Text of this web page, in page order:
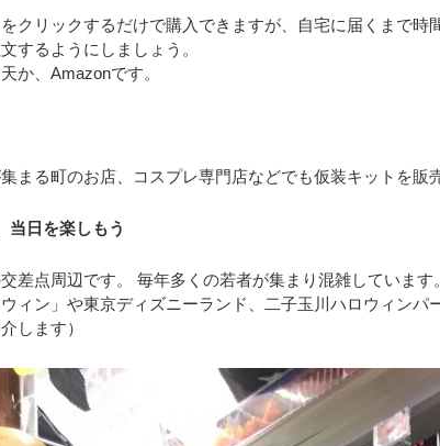
クリックするだけで購入できますが、自宅に届くまで
するようにしましょう。
か、Amazonです。
まる町のお店、コスプレ専門店などでも仮装キットを
当日を楽しもう
差点周辺です。 毎年多くの若者が集まり混雑していま
ィン」や東京ディズニーランド、二子玉川ハロウィン
します）